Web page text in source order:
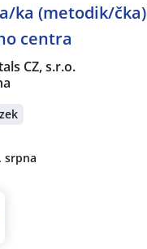
ka (metodik/čka)
centra
CZ, s.r.o.
srpna